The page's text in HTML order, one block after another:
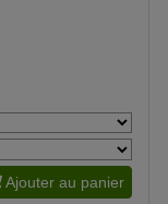
Ajouter au panier